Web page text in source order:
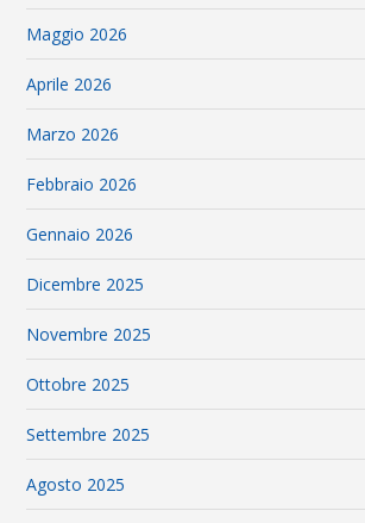
Maggio 2026
Aprile 2026
Marzo 2026
Febbraio 2026
Gennaio 2026
Dicembre 2025
Novembre 2025
Ottobre 2025
Settembre 2025
Agosto 2025